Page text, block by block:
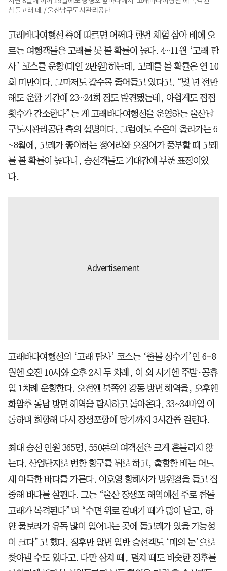
참돌고래 떼. / 울산남구도시관리공단
고래바다여행선 측에 따르면 어쩌다 한번 체험 삼아 배에 오
르는 여행객들은 고래를 못 볼 확률이 높다. 4~11월 ‘고래 탐
사’ 코스를 운항(대인 2만원)하는데, 고래를 볼 확률은 연 10
회 미만이다. 그마저도 갈수록 줄어들고 있다고. “몇 년 전만
해도 운항 기간에 23~24회 정도 발견됐는데, 아쉽게도 점점
횟수가 감소한다”는 게 고래바다여행선을 운영하는 울산남
구도시관리공단 측의 설명이다. 그럼에도 수온이 올라가는 6
~8월에, 고래가 좋아하는 정어리와 오징어가 풍부할 때 고래
를 볼 확률이 높다니, 승선객들도 기대감에 부푼 표정이었
다.
고래바다여행선의 ‘고래 탐사’ 코스는 ‘출몰 성수기’인 6~8
월엔 오전 10시와 오후 2시 두 차례, 이 외 시기엔 주말·공휴
일 1차례 운항한다. 오전엔 북쪽인 강동 방면 해역을, 오후엔
화암추 동남 방면 해역을 탐사하고 돌아온다. 33~34마일 이
동하며 회항해 다시 장생포항에 닿기까지 3시간쯤 걸린다.
최대 승선 인원 365명, 550톤의 여객선은 크게 흔들리지 않
는다. 산업단지로 변한 항구를 뒤로 하고, 출항한 배는 어느
새 아득한 바다를 가른다. 이호영 항해사가 망원경을 들고 집
중해 바다를 살핀다. 그는 “울산 장생포 해역에선 주로 참돌
고래가 목격된다”며 “수면 위로 갈매기 떼가 많이 날고, 하
얀 물보라가 유독 많이 일어나는 곳에 돌고래가 있을 가능성
이 크다”고 했다. 징후만 알면 일반 승선객도 ‘매의 눈’으로
찾아낼 수도 있다고. 다만 삼치 떼, 멸치 떼도 비슷한 징후를